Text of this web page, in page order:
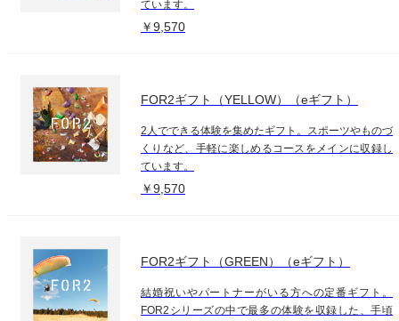
ています。
￥9,570
FOR2ギフト（YELLOW）（eギフト）
2人でできる体験を集めたギフト。スポーツやものづ
くりなど、手軽に楽しめるコースをメインに収録し
ています。
￥9,570
FOR2ギフト（GREEN）（eギフト）
結婚祝いやパートナーがいる方への定番ギフト。
FOR2シリーズの中で最多の体験を収録した、手頃